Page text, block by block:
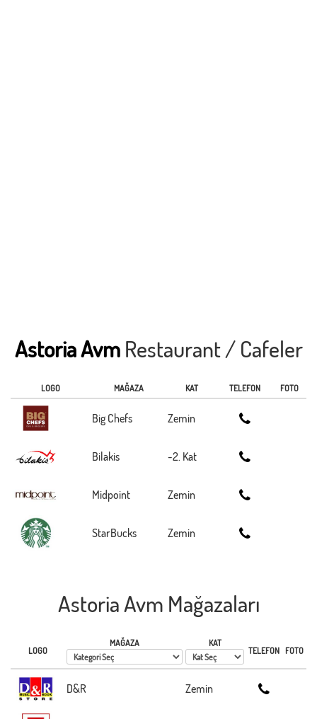
Astoria AvmRestaurant / Cafeler
LOGO MAĞAZA KAT TELEFON FOTO
Big Chefs Zemin
Bilakis -2. Kat
Midpoint Zemin
StarBucks Zemin
Astoria Avm Mağazaları
LOGO
MAĞAZA KAT
TELEFON FOTO
D&R Zemin